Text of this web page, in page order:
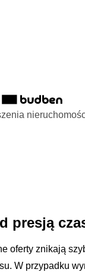
presją
oferty znikają
W przypadku